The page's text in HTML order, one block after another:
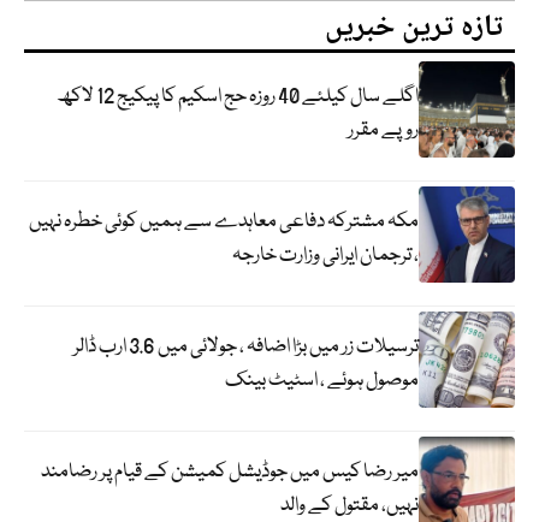
تازہ ترین خبریں
اگلے سال کیلئے 40 روزہ حج اسکیم کا پیکیج 12 لاکھ
روپے مقرر
مکہ مشترکہ دفاعی معاہدے سے ہمیں کوئی خطرہ نہیں
، ترجمان ایرانی وزارت خارجہ
ترسیلات زر میں بڑا اضافہ ، جولائی میں 3.6 ارب ڈالر
موصول ہوئے ، اسٹیٹ بینک
میر رضا کیس میں جوڈیشل کمیشن کے قیام پر رضامند
نہیں، مقتول کے والد